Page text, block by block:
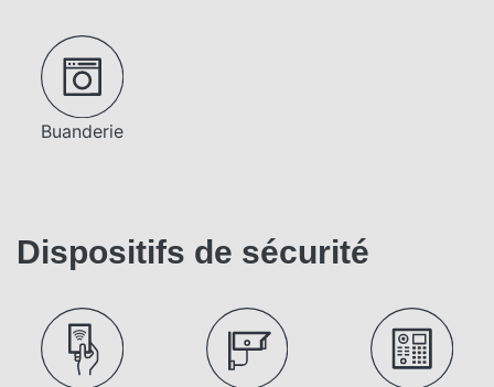
Buanderie
Dispositifs de sécurité